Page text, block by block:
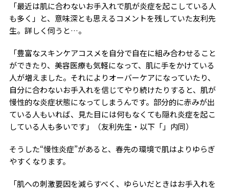
「最近は肌に合わないお手入れで肌が炎症を起こしている人
も多く」と、意味深とも思えるコメントを残していた友利先
生。詳しく伺うと…。
「豊富なスキンケアコスメを自分で自在に組み合わせること
ができたり、美容医療も気軽になって、肌に手をかけている
人が増えました。それによりオーバーケアになっていたり、
自分に合わないお手入れを信じてやり続けたりすると、肌が
慢性的な炎症状態になってしまうんです。部分的に赤みが出
ている人もいれば、見た目には何もなくても隠れ炎症を起こ
している人も多いです」（友利先生・以下「」内同）
そうした“慢性炎症”があると、春先の環境で肌はよりゆらぎ
やすくなります。
「肌への刺激要因を減らすべく、ゆらいだときはお手入れを